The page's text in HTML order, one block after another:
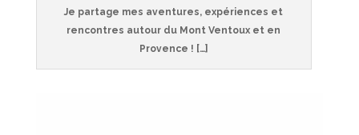
Je partage mes aventures, expériences et
rencontres autour du Mont Ventoux et en
Provence ! […]